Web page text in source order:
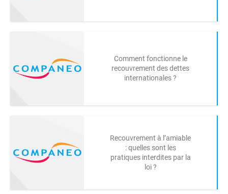
Comment fonctionne le
recouvrement des dettes
internationales ?
Recouvrement à l’amiable
: quelles sont les
pratiques interdites par la
loi ?